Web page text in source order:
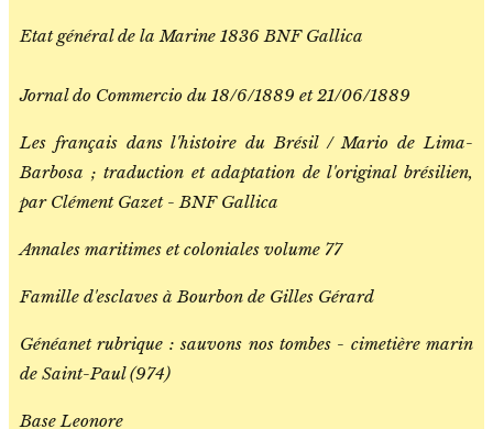
Etat général de la Marine 1836 BNF Gallica
Jornal do Commercio du 18/6/1889 et 21/06/1889
Les français dans l'histoire du Brésil / Mario de Lima-
Barbosa ; traduction et adaptation de l'original brésilien,
par Clément Gazet - BNF Gallica
Annales maritimes et coloniales volume 77
Famille d'esclaves à Bourbon de Gilles Gérard
Généanet rubrique : sauvons nos tombes - cimetière marin
de Saint-Paul (974)
Base Leonore